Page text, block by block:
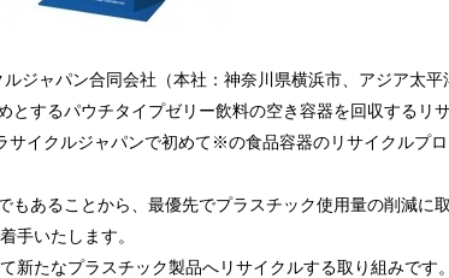
ジャパン合同会社（本社：神奈川県横浜市、アジア太平
するパウチタイプゼリー飲料の空き容器を回収するリ
イクルジャパンで初めて※の食品容器のリサイクルプ
もあることから、最優先でプラスチック使用量の削減に
手いたします。
新たなプラスチック製品へリサイクルする取り組みです